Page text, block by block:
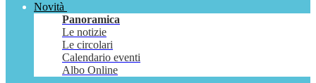
Novità
Panoramica
Le notizie
Le circolari
Calendario eventi
Albo Online